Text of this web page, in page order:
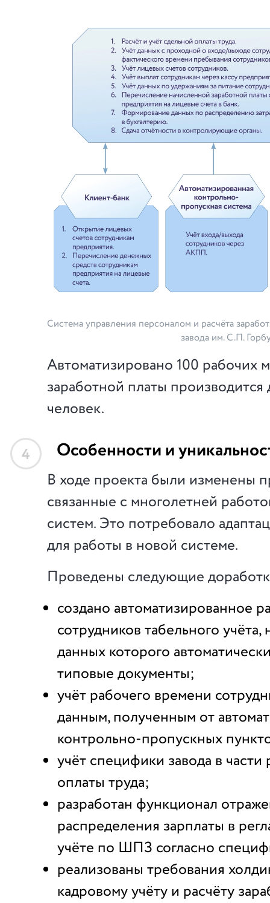
Система управления персоналом и расчёта
завода им. С.П.
Автоматизировано 100 рабочих
заработной платы производится
человек.
4 Особенности и
В ходе проекта были изменены
связанные с многолетней
систем. Это потребовало
для работы в новой системе.
Проведены следующие
создано автоматизированное
сотрудников табельного
данных которого
типовые документы;
учёт рабочего времени
данным, полученным от
контрольно-пропускных
учёт специфики завода в части
оплаты труда;
разработан функционал
распределения зарплаты в
учёте по ШПЗ согласно
реализованы требования
кадровому учёту и расчёту